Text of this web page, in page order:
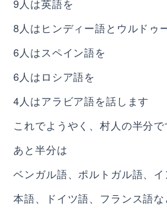
9人は英語を
8人はヒンディー語とウルドゥ
6人はスペイン語を
6人はロシア語を
4人はアラビア語を話します
これでようやく、村人の半分で
あと半分は
ベンガル語、ポルトガル語、
本語、ドイツ語、フランス語